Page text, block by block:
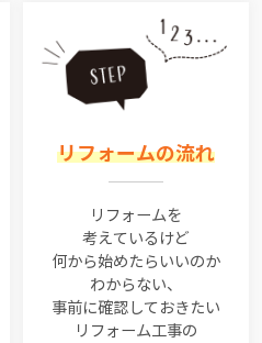
リフォームの流れ
リフォームを
考えているけど
何から始めたらいいのか
わからない、
事前に確認しておきたい
リフォーム工事の